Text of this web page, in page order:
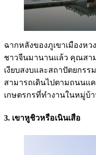
ฉากหลังของภูเขาเมืองห
ชาวจีนมานานแล้ว คุณสา
เงียบสงบและสถาปัตยกร
สามารถเดินไปตามถนนแ
เกษตรกรที่ทำงานในหมู่บ้า
3. เขาหูชิวหรือเนินเสือ